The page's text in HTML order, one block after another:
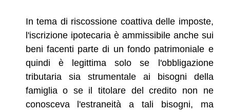
In tema di riscossione coattiva delle imposte,
l'iscrizione ipotecaria è ammissibile anche sui
beni facenti parte di un fondo patrimoniale e
quindi è legittima solo se l'obbligazione
tributaria sia strumentale ai bisogni della
famiglia o se il titolare del credito non ne
conosceva l'estraneità a tali bisogni, ma